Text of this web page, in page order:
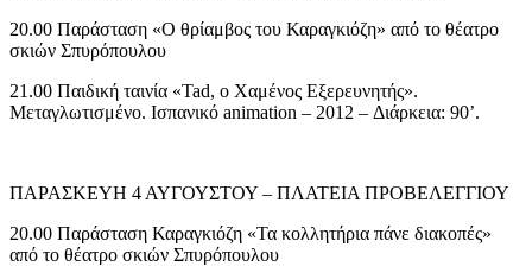
20.00 Παράσταση «Ο θρίαμβος του Καραγκιόζη» από το θέατρο
σκιών Σπυρόπουλου
21.00 Παιδική ταινία «Tad, ο Χαμένος Εξερευνητής».
Μεταγλωτισμένο. Ισπανικό animation – 2012 – Διάρκεια: 90’.
ΠΑΡΑΣΚΕΥΗ 4 ΑΥΓΟΥΣΤΟΥ – ΠΛΑΤΕΙΑ ΠΡΟΒΕΛΕΓΓΙΟΥ
20.00 Παράσταση Καραγκιόζη «Τα κολλητήρια πάνε διακοπές»
από το θέατρο σκιών Σπυρόπουλου